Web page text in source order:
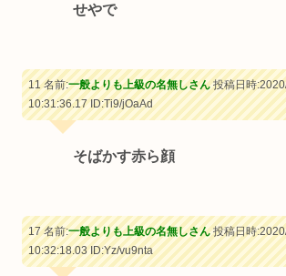
せやで
11 名前:一般よりも上級の名無しさん投稿日時
10:31:36.17ID:Ti9/jOaAd
そばかす赤ら顔
17 名前:一般よりも上級の名無しさん投稿日時
10:32:18.03ID:Yz/vu9nta